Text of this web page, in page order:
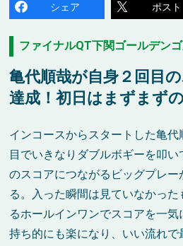
シェア ポスト
ファイナルQT下関ゴールデン
亀代順哉が自身２回目
達成！初日はまずまず
インコースからスタートした亀
目でいきなりダブルボギーを叩
のスコアにつながるビッグプレ
る。入った瞬間は見ていなかっ
るホールインワンでスコアを一
持ち的にも楽になり、いい流れで